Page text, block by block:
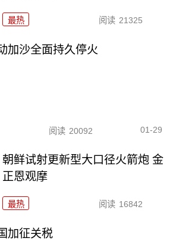
最热 阅读 21325
加沙全面持久停火
阅读 20092 01-29
朝鲜试射更新型大口径火箭炮 金
正恩观摩
最热 阅读 16842
加征关税